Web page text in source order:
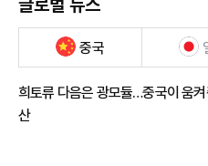
중국
희토류 다음은 광모듈…중국이 움
산